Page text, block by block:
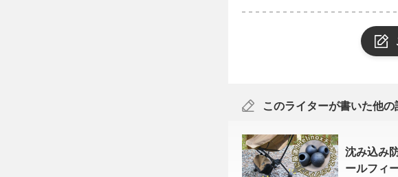
このライターが書いた他の
沈み込み
ールフィ